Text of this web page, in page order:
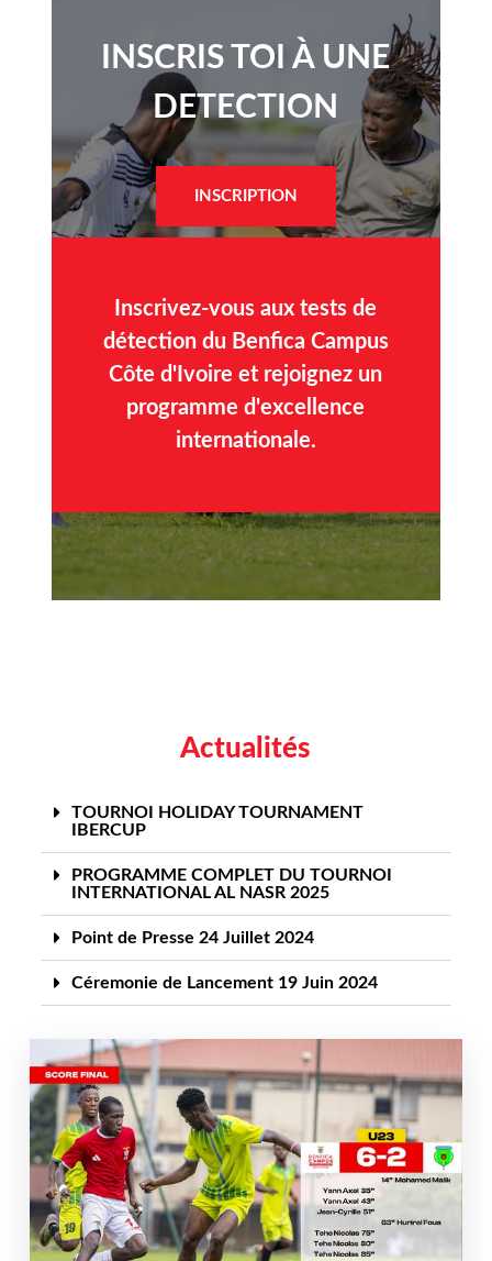
INSCRIS TOI À UNE
DETECTION​
INSCRIPTION
Inscrivez-vous aux tests de
détection du Benfica Campus
Côte d'Ivoire et rejoignez un
programme d'excellence
internationale.
Actualités
TOURNOI HOLIDAY TOURNAMENT
IBERCUP
PROGRAMME COMPLET DU TOURNOI
INTERNATIONAL AL NASR 2025
Point de Presse 24 Juillet 2024
Céremonie de Lancement 19 Juin 2024